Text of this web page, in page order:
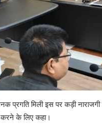
प्रगति मिली इस पर कड़ी
करने के लिए कहा।